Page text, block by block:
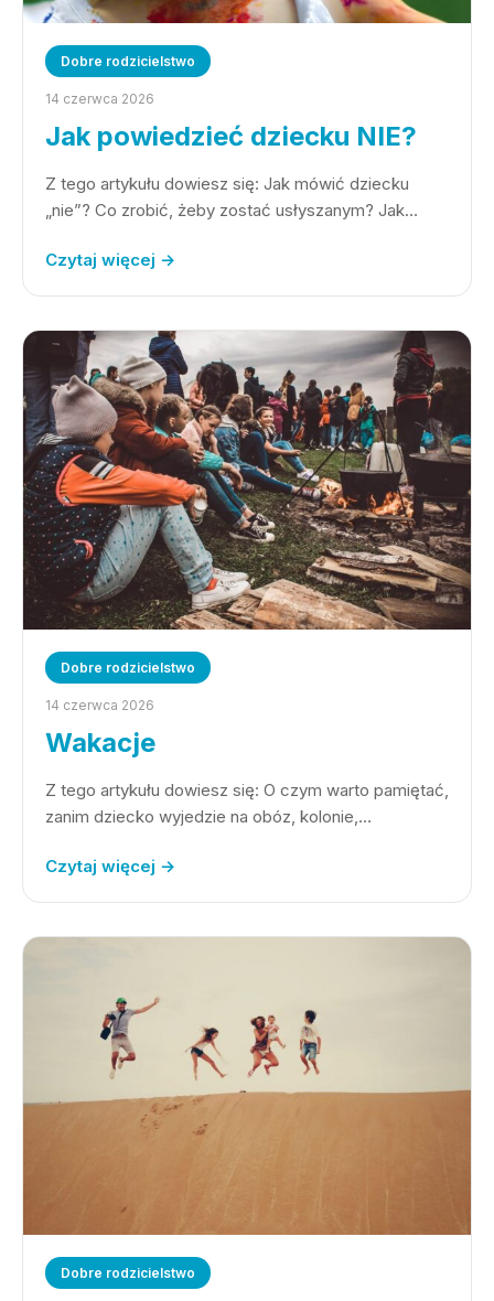
Dobre rodzicielstwo
14 czerwca 2026
Jak powiedzieć dziecku NIE?
Z tego artykułu dowiesz się: Jak mówić dziecku
„nie”? Co zrobić, żeby zostać usłyszanym? Jak…
Czytaj więcej →
Dobre rodzicielstwo
14 czerwca 2026
Wakacje
Z tego artykułu dowiesz się: O czym warto pamiętać,
zanim dziecko wyjedzie na obóz, kolonie,…
Czytaj więcej →
Dobre rodzicielstwo